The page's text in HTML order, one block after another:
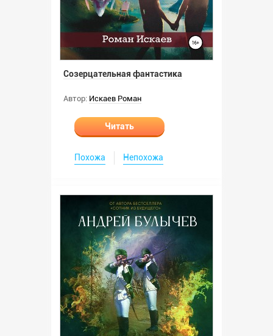
Созерцательная фантастика
Автор: Искаев Роман
Читать
Похожа Непохожа